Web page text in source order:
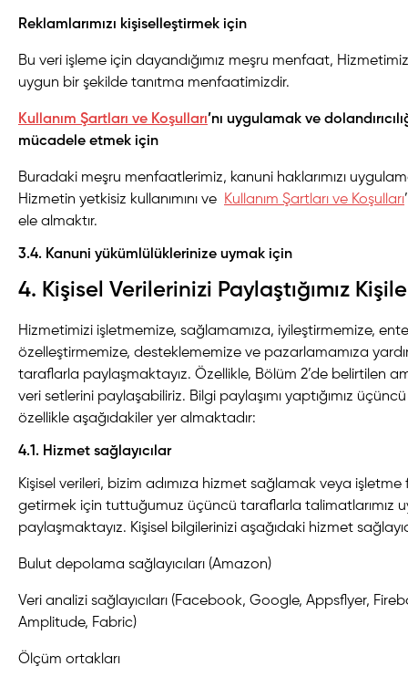
Reklamlarımızı kişiselleştirmek için
Bu veri işleme için dayandığımız meşru menfaat,
uygun bir şekilde tanıtma menfaatimizdir.
Kullanım Şartları ve Koşulları’nı uygulamak ve
mücadele etmek için
Buradaki meşru menfaatlerimiz, kanuni haklarımızı
Hizmetin yetkisiz kullanımını ve
Kullanım Şartları ve Koşulları
ele almaktır.
3.4. Kanuni yükümlülüklerinize uymak için
4. Kişisel Verilerinizi Paylaştığımız
Hizmetimizi işletmemize, sağlamamıza, iyileştirmemize,
özelleştirmemize, desteklememize ve pazarlamamıza
taraflarla paylaşmaktayız. Özellikle, Bölüm 2’de belirtilen
veri setlerini paylaşabiliriz. Bilgi paylaşımı yaptığımız
özellikle aşağıdakiler yer almaktadır:
4.1. Hizmet sağlayıcılar
Kişisel verileri, bizim adımıza hizmet sağlamak veya
getirmek için tuttuğumuz üçüncü taraflarla talimatlarımız
paylaşmaktayız. Kişisel bilgilerinizi aşağıdaki hizmet
Bulut depolama sağlayıcıları (Amazon)
Veri analizi sağlayıcıları (Facebook, Google, Appsflyer,
Amplitude, Fabric)
Ölçüm ortakları